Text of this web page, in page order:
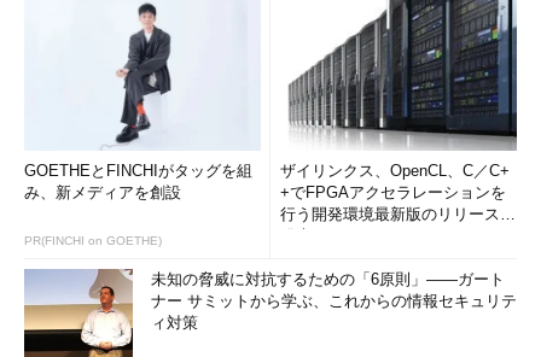
GOETHEとFINCHIがタッグを組
み、新メディアを創設
PR(FINCHI on GOETHE)
ザイリンクス、OpenCL、C／C+
+でFPGAアクセラレーションを
行う開発環境最新版のリリースを
未知の脅威に対抗するための「6原則」――ガート
ナー サミットから学ぶ、これからの情報セキュリテ
ィ対策